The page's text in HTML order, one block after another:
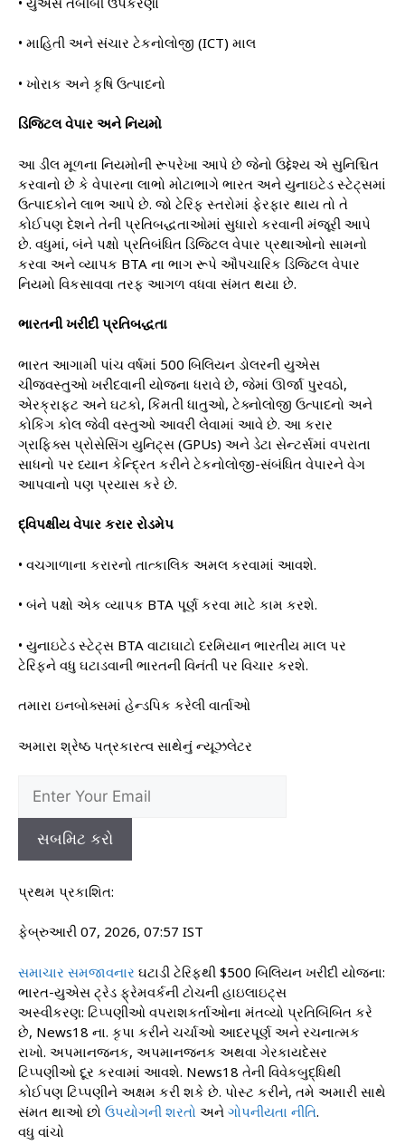
• માહિતી અને સંચાર ટેકનોલોજી (ICT) માલ
• ખોરાક અને કૃષિ ઉત્પાદનો
ડિજિટલ વેપાર અને નિયમો
આ ડીલ મૂળના નિયમોની રૂપરેખા આપે છે જેનો ઉદ્દેશ્ય એ સુનિશ્ચિત
કરવાનો છે કે વેપારના લાભો મોટાભાગે ભારત અને યુનાઇટેડ સ્ટેટ્સમાં
ઉત્પાદકોને લાભ આપે છે. જો ટેરિફ સ્તરોમાં ફેરફાર થાય તો તે
કોઈપણ દેશને તેની પ્રતિબદ્ધતાઓમાં સુધારો કરવાની મંજૂરી આપે
છે. વધુમાં, બંને પક્ષો પ્રતિબંધિત ડિજિટલ વેપાર પ્રથાઓનો સામનો
કરવા અને વ્યાપક BTA ના ભાગ રૂપે ઔપચારિક ડિજિટલ વેપાર
નિયમો વિકસાવવા તરફ આગળ વધવા સંમત થયા છે.
ભારતની ખરીદી પ્રતિબદ્ધતા
ભારત આગામી પાંચ વર્ષમાં 500 બિલિયન ડોલરની યુએસ
ચીજવસ્તુઓ ખરીદવાની યોજના ધરાવે છે, જેમાં ઊર્જા પુરવઠો,
એરક્રાફ્ટ અને ઘટકો, કિંમતી ધાતુઓ, ટેક્નોલોજી ઉત્પાદનો અને
કોકિંગ કોલ જેવી વસ્તુઓ આવરી લેવામાં આવે છે. આ કરાર
ગ્રાફિક્સ પ્રોસેસિંગ યુનિટ્સ (GPUs) અને ડેટા સેન્ટર્સમાં વપરાતા
સાધનો પર ધ્યાન કેન્દ્રિત કરીને ટેકનોલોજી-સંબંધિત વેપારને વેગ
આપવાનો પણ પ્રયાસ કરે છે.
દ્વિપક્ષીય વેપાર કરાર રોડમેપ
• વચગાળાના કરારનો તાત્કાલિક અમલ કરવામાં આવશે.
• બંને પક્ષો એક વ્યાપક BTA પૂર્ણ કરવા માટે કામ કરશે.
• યુનાઇટેડ સ્ટેટ્સ BTA વાટાઘાટો દરમિયાન ભારતીય માલ પર
ટેરિફને વધુ ઘટાડવાની ભારતની વિનંતી પર વિચાર કરશે.
તમારા ઇનબોક્સમાં હેન્ડપિક કરેલી વાર્તાઓ
અમારા શ્રેષ્ઠ પત્રકારત્વ સાથેનું ન્યૂઝલેટર
સબમિટ કરો
પ્રથમ પ્રકાશિત:
ફેબ્રુઆરી 07, 2026, 07:57 IST
સમાચાર સમજાવનાર ઘટાડી ટેરિફથી $500 બિલિયન ખરીદી યોજના:
ભારત-યુએસ ટ્રેડ ફ્રેમવર્કની ટોચની હાઇલાઇટ્સ
અસ્વીકરણ: ટિપ્પણીઓ વપરાશકર્તાઓના મંતવ્યો પ્રતિબિંબિત કરે
છે, News18 ના. કૃપા કરીને ચર્ચાઓ આદરપૂર્ણ અને રચનાત્મક
રાખો. અપમાનજનક, અપમાનજનક અથવા ગેરકાયદેસર
ટિપ્પણીઓ દૂર કરવામાં આવશે. News18 તેની વિવેકબુદ્ધિથી
કોઈપણ ટિપ્પણીને અક્ષમ કરી શકે છે. પોસ્ટ કરીને, તમે અમારી સાથે
સંમત થાઓ છો ઉપયોગની શરતો અને ગોપનીયતા નીતિ.
વધુ વાંચો